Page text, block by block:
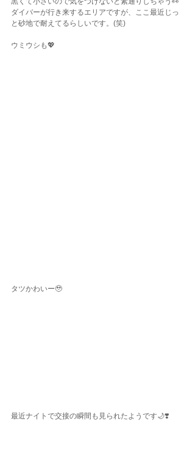
ダイバーが行き来するエリアですが、ここ最近じっ
と砂地で耐えてるらしいです。(笑)
ウミウシも💖
タツかわいー🥹
最近ナイトで交接の瞬間も見られたようです🌙❣️